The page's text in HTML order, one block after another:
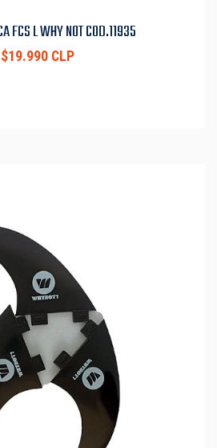
FCS L WHY NOT COD.11935
$19.990 CLP